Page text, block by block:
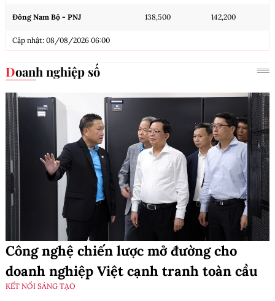
Đông Nam Bộ - PNJ 138,500 142,200
Cập nhật: 08/08/2026 06:00
Doanh nghiệp số
Công nghệ chiến lược mở đường cho
doanh nghiệp Việt cạnh tranh toàn cầu
KẾT NỐI SÁNG TẠO